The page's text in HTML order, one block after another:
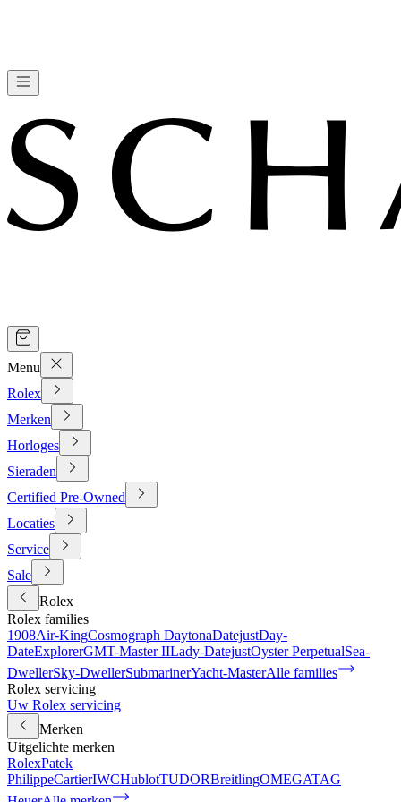
Menu
Rolex
Merken
Horloges
Sieraden
Certified Pre-Owned
Locaties
Service
Sale
Rolex
Rolex families
1908Air-KingCosmograph DaytonaDatejustDay-
DateExplorerGMT-Master IILady-DatejustOyster PerpetualSea-
DwellerSky-DwellerSubmarinerYacht-MasterAlle families
Rolex servicing
Uw Rolex servicing
Merken
Uitgelichte merken
RolexPatek
PhilippeCartierIWCHublotTUDORBreitlingOMEGATAG